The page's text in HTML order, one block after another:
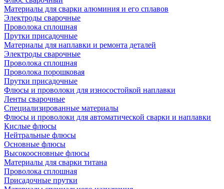
Материалы для сварки алюминия и его сплавов
Электроды сварочные
Проволока сплошная
Прутки присадочные
Материалы для наплавки и ремонта деталей
Электроды сварочные
Проволока сплошная
Проволока порошковая
Прутки присадочные
Флюсы и проволоки для износостойкой наплавки
Ленты сварочные
Специализированные материалы
Флюсы и проволоки для автоматической сварки и наплавки
Кислые флюсы
Нейтральные флюсы
Основные флюсы
Высокоосновные флюсы
Материалы для сварки титана
Проволока сплошная
Присадочные прутки